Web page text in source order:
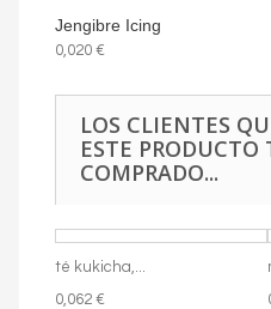
Jengibre Icing
0,020 €
LOS CLIENTES
ESTE
COMPRADO...
té kukicha,...
0,062 €